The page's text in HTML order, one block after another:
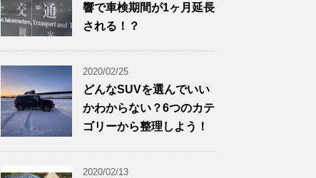
響で車検期間が1ヶ月延長
される！？
2020/02/25
どんなSUVを選んでいい
かわからない？6つのカテ
ゴリーから整理しよう！
2020/02/13